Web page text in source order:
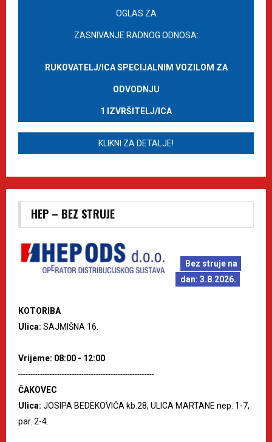
OGLAS ZA
ZASNIVANJE RADNOG ODNOSA:
RUKOVATELJ/ICA SPECIJALNIM VOZILOM ZA
ODVODNJU
1 IZVRŠITELJ/ICA
KLIKNI ZA DETALJE!
HEP – BEZ STRUJE
Bez struje na
dan: 3.8.2026.
KOTORIBA
Ulica: SAJMIŠNA 16.
Vrijeme: 08:00 - 12:00
--------------------------------------------------------
ČAKOVEC
Ulica: JOSIPA BEDEKOVIĆA kb.28, ULICA MARTANE nep. 1-7,
par. 2-4.